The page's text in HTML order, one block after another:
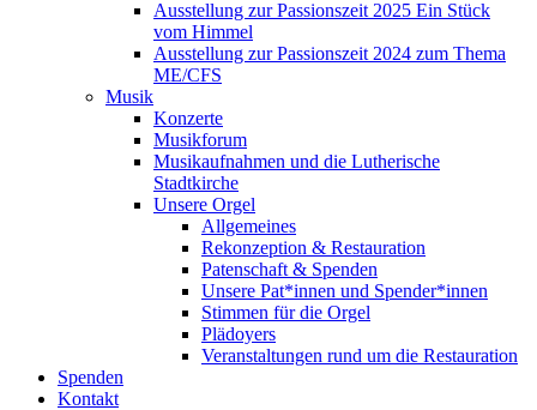
Ausstellung zur Passionszeit 2025 Ein Stück
vom Himmel
Ausstellung zur Passionszeit 2024 zum Thema
ME/CFS
Musik
Konzerte
Musikforum
Musikaufnahmen und die Lutherische
Stadtkirche
Unsere Orgel
Allgemeines
Rekonzeption & Restauration
Patenschaft & Spenden
Unsere Pat*innen und Spender*innen
Stimmen für die Orgel
Plädoyers
Veranstaltungen rund um die Restauration
Spenden
Kontakt